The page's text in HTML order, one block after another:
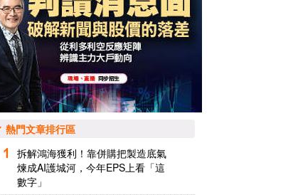
熱門文章排行區
拆解鴻海獲利！靠併購把製造底氣
煉成AI護城河，今年EPS上看「這
數字」